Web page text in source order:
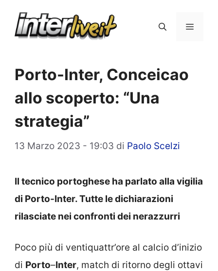
Menu
Porto-Inter, Conceicao
allo scoperto: “Una
strategia”
13 Marzo 2023 - 19:03 di Paolo Scelzi
Il tecnico portoghese ha parlato alla vigilia
di Porto-Inter. Tutte le dichiarazioni
rilasciate nei confronti dei nerazzurri
Poco più di ventiquattr’ore al calcio d’inizio
di Porto–Inter, match di ritorno degli ottavi